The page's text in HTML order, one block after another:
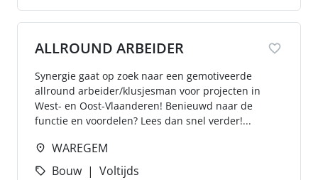
ALLROUND ARBEIDER
Synergie gaat op zoek naar een gemotiveerde
allround arbeider/klusjesman voor projecten in
West- en Oost-Vlaanderen! Benieuwd naar de
functie en voordelen? Lees dan snel verder!...
WAREGEM
Bouw
Voltijds